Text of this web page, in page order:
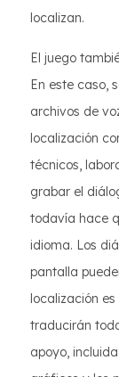
localizan.
El juego
En este caso,
archivos de
localización
técnicos,
grabar el
todavía hace
idioma. Los
pantalla
localización
traducirán
apoyo,